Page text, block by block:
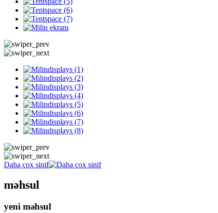
Daha çox sinif
məhsul
yeni məhsul